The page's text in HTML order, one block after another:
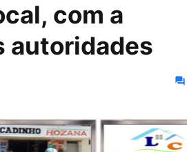
com a
autoridades